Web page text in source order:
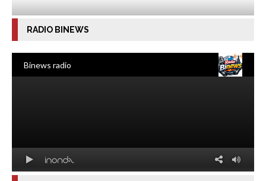
RADIO BINEWS